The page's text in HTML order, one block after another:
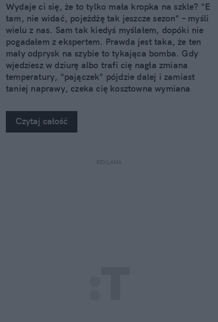
Wydaje ci się, że to tylko mała kropka na szkle? "E
tam, nie widać, pojeżdżę tak jeszcze sezon" – myśli
wielu z nas. Sam tak kiedyś myślałem, dopóki nie
pogadałem z ekspertem. Prawda jest taka, że ten
mały odprysk na szybie to tykająca bomba. Gdy
wjedziesz w dziurę albo trafi cię nagła zmiana
temperatury, "pajączek" pójdzie dalej i zamiast
taniej naprawy, czeka cię kosztowna wymiana
na własne oczy zobaczyć, jak profesjonaliści radzą
sobie z takimi uszkodzeniami.
Czytaj całość
REKLAMA